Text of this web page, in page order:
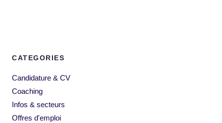
CATEGORIES
Candidature & CV
Coaching
Infos & secteurs
Offres d'emploi